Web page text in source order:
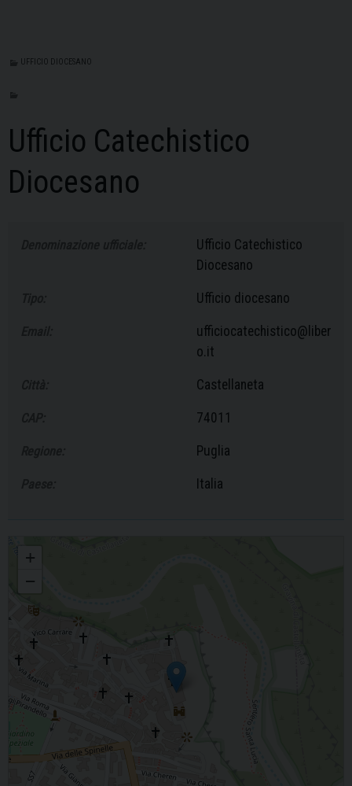
UFFICIO DIOCESANO
Ufficio Catechistico
Diocesano
Ufficio Catechistico
Diocesano
Ufficio diocesano
ufficiocatechistico@liber
o.it
Castellaneta
74011
Puglia
Italia
+
−